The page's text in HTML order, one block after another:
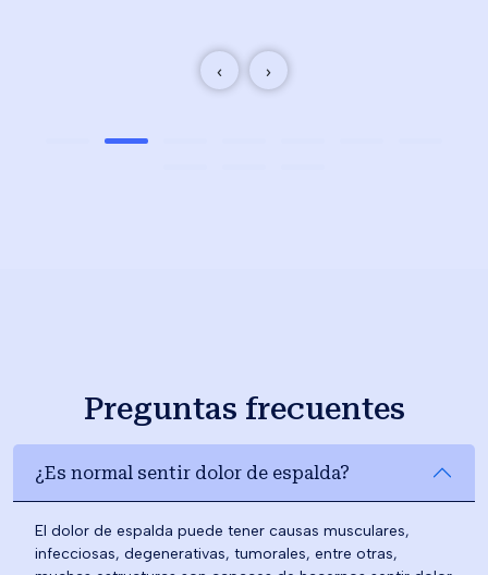
‹ ›
Preguntas frecuentes
¿Es normal sentir dolor de espalda?
El dolor de espalda puede tener causas musculares,
infecciosas, degenerativas, tumorales, entre otras,